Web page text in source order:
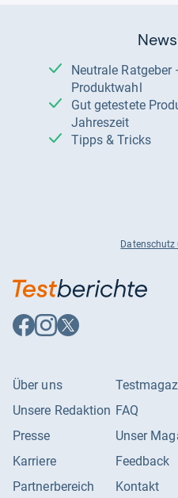
Neutrale Ratgeber – hilfreich für Ihre
Produktwahl
Gut getestete Produkte – passend zur
Jahreszeit
Tipps & Tricks
Auf
Facebook
Auf
Instagram
Auf
X
Über uns
Unsere Redaktion
Presse
Karriere
Partnerbereich
FAQ
Unser
Feedback
Kontakt